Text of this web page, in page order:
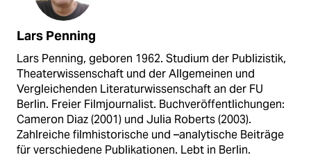
Lars Penning
Lars Penning, geboren 1962. Studium der Publizistik,
Theaterwissenschaft und der Allgemeinen und
Vergleichenden Literaturwissenschaft an der FU
Berlin. Freier Filmjournalist. Buchveröffentlichungen:
Cameron Diaz (2001) und Julia Roberts (2003).
Zahlreiche filmhistorische und –analytische Beiträge
für verschiedene Publikationen. Lebt in Berlin.